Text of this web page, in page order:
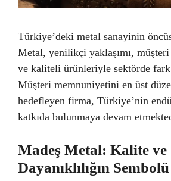
Türkiye’deki metal sanayinin
Metal, yenilikçi yaklaşımı,
ve kaliteli ürünleriyle sektörde fark
Müşteri memnuniyetini en üst
hedefleyen firma, Türkiye’nin
katkıda bulunmaya devam
Madeş Metal: Kalite ve
Dayanıklılığın Sembolü